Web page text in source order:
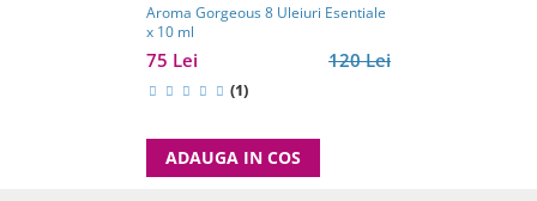
Aroma Gorgeous 8 Uleiuri Esentiale
x 10 ml
120 Lei
75 Lei
(1)
ADAUGA IN COS